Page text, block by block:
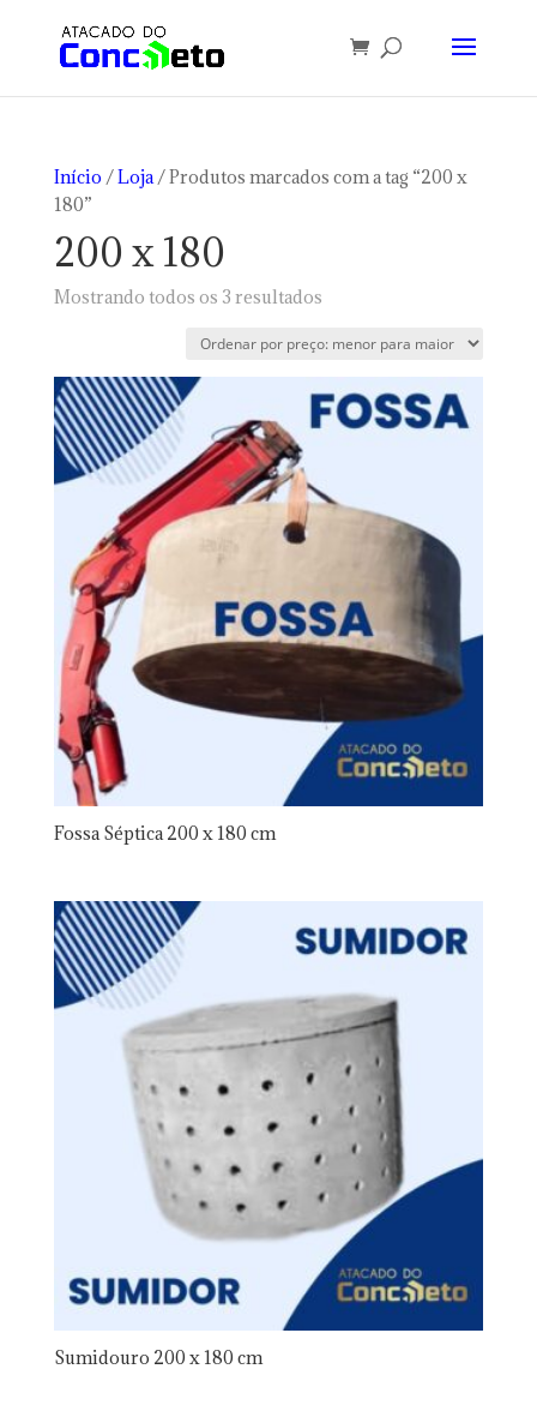
Início /Loja/ Produtos marcados com a tag “200 x
180”
200 x 180
Mostrando todos os 3 resultadosClassificado
preço:
baixo
para
alto
Fossa Séptica 200 x 180 cm
Sumidouro 200 x 180 cm